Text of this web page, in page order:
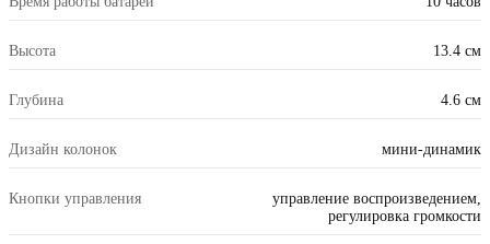
Высота 13.4 см
Глубина 4.6 см
Дизайн колонок мини-динамик
Кнопки управления
управление воспроизведением,
регулировка громкости